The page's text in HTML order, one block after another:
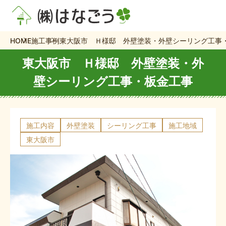
HOME施工事例東大阪市 Ｈ様邸 外壁塗装・外壁シーリング工事
東大阪市 Ｈ様邸 外壁塗装・外
壁シーリング工事・板金工事
施工内容 外壁塗装 シーリング工事
施工地域
東大阪市